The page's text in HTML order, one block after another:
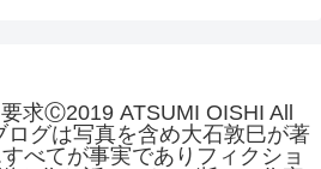
求Ⓒ2019 ATSUMI OISHI All
ログは写真を含め大石敦巳が著
べてが事実でありフィクショ